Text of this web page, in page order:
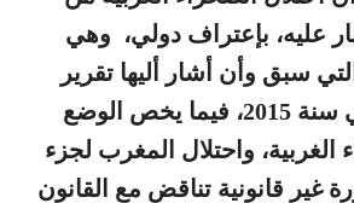
عليه، بإعتراف دولي، وهي
سبق وأن أشار أليها تقرير
البرلمان الاوروبي سنة 2015، فيما يخص الوضع
الغربية، واحتلال المغرب لجزء
غير قانونية تناقض مع القانون